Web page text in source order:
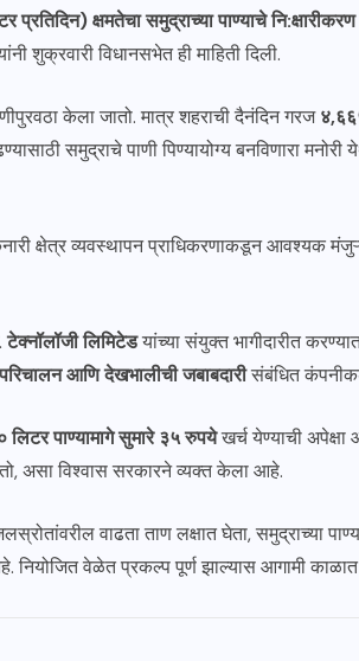
प्रतिदिन) क्षमतेचा समुद्राच्या पाण्याचे
शुक्रवारी विधानसभेत ही माहिती दिली.
केला जातो. मात्र शहराची दैनंदिन गरज
समुद्राचे पाणी पिण्यायोग्य बनविणारा
क्षेत्र व्यवस्थापन प्राधिकरणाकडून आवश्यक
लिमिटेडयांच्या संयुक्त भागीदारीत
आणि देखभालीची जबाबदारीसंबंधित
लिटर पाण्यामागे सुमारे ३५ रुपयेखर्च येण्याची अपेक्षा
असा विश्वास सरकारने व्यक्त केला आहे.
वाढता ताण लक्षात घेता, समुद्राच्या
नियोजित वेळेत प्रकल्प पूर्ण झाल्यास आगामी काळात